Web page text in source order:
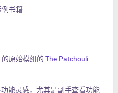
例书籍
原始模组的 The Patchouli
能灵感，尤其是副手查看功能